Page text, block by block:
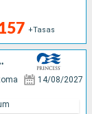
+Tasas
MONTENEGRO, ITALIA
14/08/2027